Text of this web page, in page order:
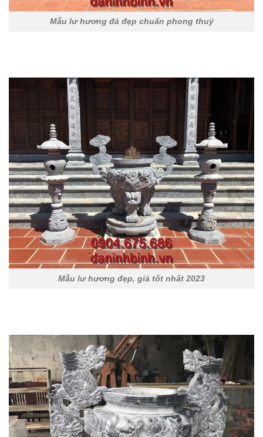
Mẫu lư hương đá đẹp chuẩn phong thuỷ
Mẫu lư hương đẹp, giá tốt nhất 2023